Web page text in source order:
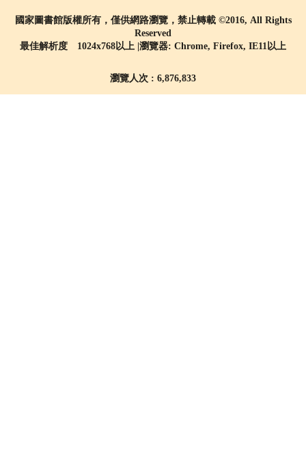
國家圖書館版權所有，僅供網路瀏覽，禁止轉載 ©2016, All Rights
Reserved
最佳解析度 1024x768以上 |瀏覽器: Chrome, Firefox, IE11以上
瀏覽人次 : 6,876,833